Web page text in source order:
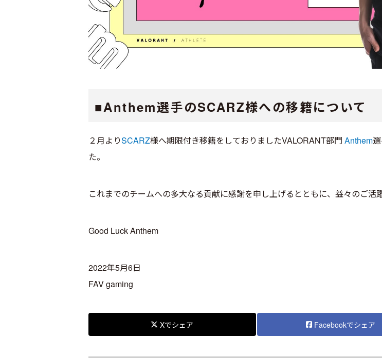
■Anthem選手のSCARZ様への移籍について
２月よりSCARZ様へ期限付き移籍をしておりましたVALORANT部門 Anthem
た。
これまでのチームへの多大なる貢献に感謝を申し上げるとともに、益々のご活
Good Luck Anthem
2022年5月6日
FAV gaming
Xでシェア Facebookでシェア